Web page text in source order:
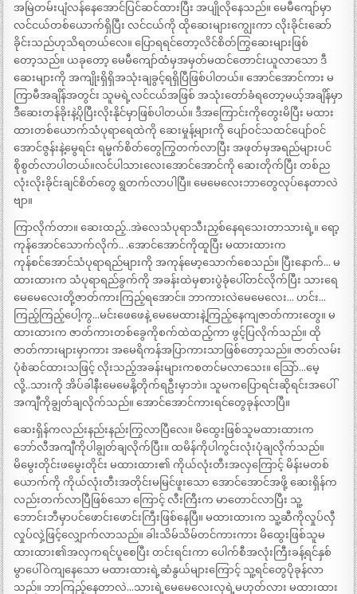
အမြဲတမ်းပျံလန်နေအောင်ပြင်ဆင်ထားပြီး အပျိုလိုနေသည်။ မေမီကျော်မှာ
လင်ငယ်တစ်ယောက်ရှိပြီး လင်ငယ်ကို ထိုဆေးများကျွေးကာ လိုးခိုင်းဆော်
ခိုင်းသည်ဟုသိရတယ်လေ။ ပြောရရင်တော့လိင်စိတ်ကြွဆေးများဖြစ်
တော့သည်။ ယခုတော့ မေမီကျော်ထံမှအမှတ်မထင်တောင်းယူလာသော ဒီ
ဆေးများကို အကျိုးရှိရှိအသုံးချခွင့်ရရှိပြီဖြစ်ပါတယ်။ အောင်အောင်ကား မ
ကြာမီအချိန်အတွင်း သူမရဲ့လင်ငယ်အဖြစ် အသုံးတော်ခံရတော့မယ့်အချိန်မှာ
ဒီဆေးတန်ခိုးနဲ့ပိုပြီးလိုးနိုင်မှာဖြစ်ပါတယ်။ ဒီအကြောင်းကိုတွေးမိပြီး မထား
ထားတစ်ယောက်သံပုရာရေထဲကို ဆေးမှုန့်များကို ပျော်ဝင်သထင်ပျော်ဝင်
အောင်ဇွန်းနဲ့မွေရင်း ရမ္မက်စိတ်တွေကြွတက်လာပြီး အဖုတ်မှအရည်များပင်
စိုစွတ်လာပါတယ်။လင်ပါသားလေးအောင်အောင်ကို ဆေးတိုက်ပြီး တစ်ည
လုံးလိုးခိုင်းချင်စိတ်တွေ ရွတက်လာပါပြီ။ မေမေလေးဘာတွေလုပ်နေတာလဲ
ဗျာ။
ကြာလိုက်တာ။ ဆေးထည့်..အဲလေသံပုရာသီးညှစ်နေရသေးတာသားရဲ့။ ရော့
ကုန်အောင်သောက်လိုက်.. .အောင်အောင်ကိုထူပြီး မထားထားက
ကုန်စင်အောင်သံပုရာရည်များကို အကုန်မော့သောက်စေသည်။ ပြီးနောက်… မ
ထားထားက သံပုရာရည်ခွက်ကို အခန်းထဲမှစားပွဲခုံပေါ်တင်လိုက်ပြီး သားရေ
မေမေလေးတို့ဇာတ်ကားကြည့်ရအောင်။ ဘာကားလဲမေမေလေး… ဟင်း…
ကြည့်ကြည့်ပေါ့ကွ…မင်းဖေဖေနဲ့ မေမေထားနဲ့ကြည့်နေကျဇာတ်ကားတွေ။ မ
ထားထားက ဇာတ်ကားတစ်ခွေကိုစက်ထဲထည့်ကာ ဖွင့်ပြလိုက်သည်။ ထို
ဇာတ်ကားများမှာကား အမေရိကန်အပြာကားသာဖြစ်တော့သည်။ ဇာတ်လမ်း
ပုံစံဆင်ထားသဖြင့် လိုးသည့်အခန်းများကစတင်မလာသေး။ သြော်…မေ့
လို့..သားကို အိပ်ခါနီးမေမေနို့တိုက်ရဦးမှာဘဲ။ သူမကပြောရင်းဆိုရင်းအပေါ်
အကျီကိုချွတ်ချလိုက်သည်။ အောင်အောင်ကားရင်တွေခုန်လာပြီ။
ဆေးရှိန်ကလည်းနည်းနည်းကြွလာပြီလေ။ မိထွေးဖြစ်သူမထားထားက
ဘော်လီအကျီကိုပါချွတ်ချလိုက်ပြီး။ ထမိန်ကိုပါကွင်းလုံးပုံချလိုက်သည်။
မိမွေးတိုင်းဖမွေးတိုင်း မထားထား၏ ကိုယ်လုံးတီးအလှကြောင့် မိန်းမတစ်
ယောက်ကို ကိုယ်လုံးတီးအတိုင်းမမြင်ဖူးသော အောင်အောင်အဖို့ ဆေးရှိန်က
လည်းတက်လာပြီဖြစ်သော ကြောင့် လီးကြီးက မာတောင်လာပြီး သူ့
ဘောင်းဘီမှာပင်ဖောင်းဖောင်းကြီးဖြစ်နေပြီ။ မထားထားက သူ့ဆီကိုလှုပ်လှီ
လှုပ်လှဲ့ဖြင့်လျှောက်လာသည်။ ခါးသိမ်သိမ်တင်ကားကား မိထွေးဖြစ်သူမ
ထားထား၏အလှကရင်ပူစေပြီး တင်းရင်းကာ ပေါက်စီအလုံးကြီးခန့်ရင်နှစ်
မွာပေါ်ဝဲကျနေသော မထားထားရဲ့ဆံနွယ်များကြောင့် သူ့ရင်တွေပိုခုန်လာ
သည်။ ဘာကြည့်နေတာလဲ…သားရဲ့မေမေလေးလှရဲ့မဟုတ်လား မထားထား